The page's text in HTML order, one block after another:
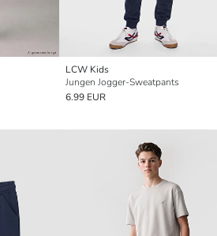
LCW Kids
Jungen Jogger-Sweatpants
6.99 EUR